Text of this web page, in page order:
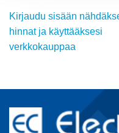
Kirjaudu sisään
hinnat ja käyttääksesi
verkkokauppaa